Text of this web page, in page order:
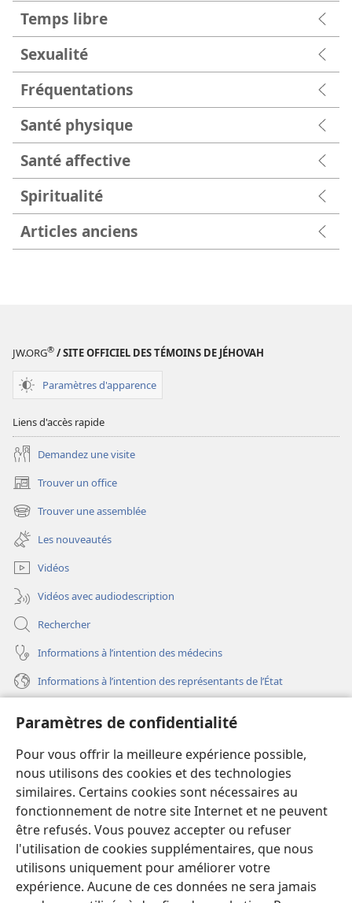
Paramètres de confidentialité
Pour vous offrir la meilleure expérience possible,
nous utilisons des cookies et des technologies
similaires. Certains cookies sont nécessaires au
fonctionnement de notre site Internet et ne peuvent
être refusés. Vous pouvez accepter ou refuser
l'utilisation de cookies supplémentaires, que nous
utilisons uniquement pour améliorer votre
expérience. Aucune de ces données ne sera jamais
Temps libre
Sexualité
Fréquentations
Santé physique
Santé affective
Spiritualité
Articles anciens
JW.ORG® / SITE OFFICIEL DES TÉMOINS DE JÉHOVAH
Paramètres d'apparence
Liens d'accès rapide
Demandez une visite
Trouver un office
(ouvre
une
nouvelle
fenêtre)
Trouver une assemblée
(ouvre
une
nouvelle
fenêtre)
Les nouveautés
Vidéos
Vidéos avec audiodescription
Rechercher
Informations à l’intention des médecins
Informations à l’intention des représentants de l’État
Dons
(ouvre
une
nouvelle
fenêtre)
Bibliothèque en ligne
(ouvre
une
nouvelle
fenêtre)
JW Hub®
(ouvre
une
nouvelle
fenêtre)
JW Library
Watchtower Library